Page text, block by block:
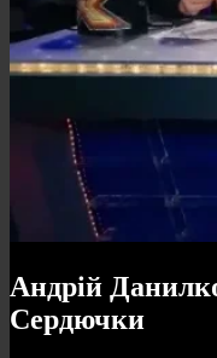
Андрій
Сердючки